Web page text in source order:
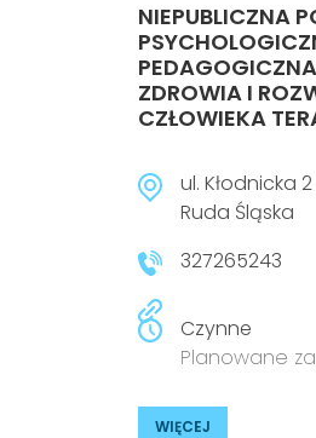
NIEPUBLICZNA
ZDROWIA I
CZŁOWIEKA
ul. Kłodnicka 2
Ruda Śląska
327265243
Czynne
Planowane
WIĘCEJ